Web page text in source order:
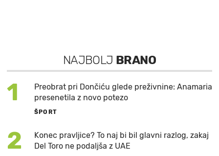
NAJBOLJ BRANO
1
Preobrat pri Dončiću glede preživnine: Anamaria
presenetila z novo potezo
ŠPORT
2
Konec pravljice? To naj bi bil glavni razlog, zakaj
Del Toro ne podaljša z UAE